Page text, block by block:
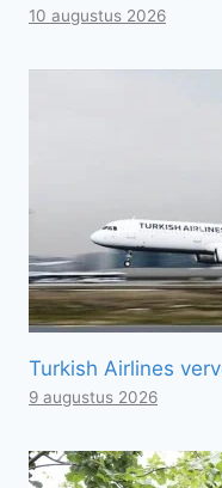
10 augustus 2026
Turkish Airlines
9 augustus 2026